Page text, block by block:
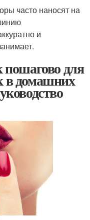
часто наносят на
и
пошагово для
в домашних